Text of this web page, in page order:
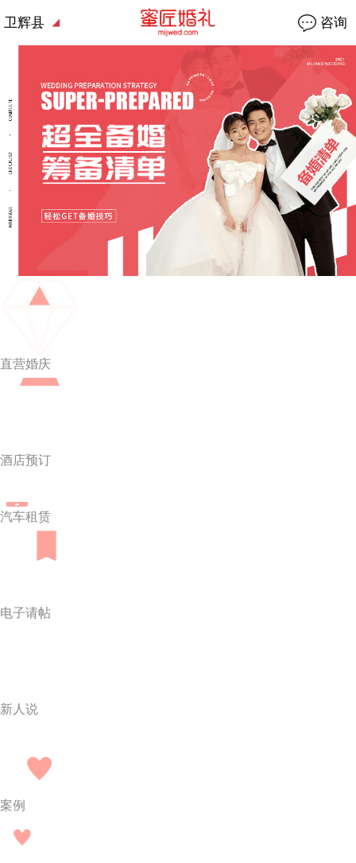
卫辉县 咨询
直营婚庆
酒店预订
汽车租赁
电子请帖
新人说
案例